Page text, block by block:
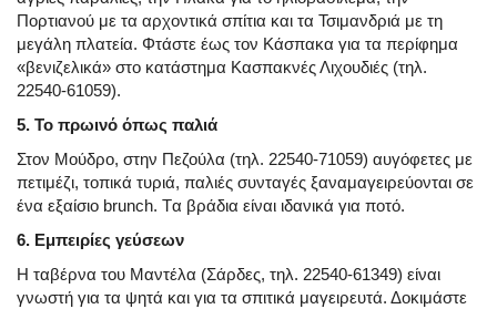
Πορτιανού με τα αρχοντικά σπίτια και τα Τσιμανδριά με τη
μεγάλη πλατεία. Φτάστε έως τον Κάσπακα για τα περίφημα
«βενιζελικά» στο κατάστημα Κασπακνές Λιχουδιές (τηλ.
22540-61059).
5. Το πρωινό όπως παλιά
Στον Μούδρο, στην Πεζούλα (τηλ. 22540-71059) αυγόφετες με
πετιμέζι, τοπικά τυριά, παλιές συνταγές ξαναμαγειρεύονται σε
ένα εξαίσιο brunch. Tα βράδια είναι ιδανικά για ποτό.
6. Εμπειρίες γεύσεων
Η ταβέρνα του Μαντέλα (Σάρδες, τηλ. 22540-61349) είναι
γνωστή για τα ψητά και για τα σπιτικά μαγειρευτά. Δοκιμάστε